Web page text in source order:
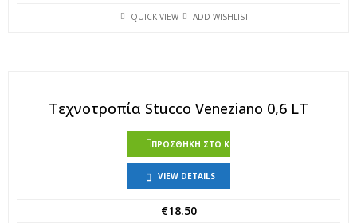
QUICK VIEW ADD WISHLIST
Τεχνοτροπία Stucco Veneziano 0,6 LT
ΠΡΟΣΘΉΚΗ ΣΤΟ ΚΑΛΆΘΙ
VIEW DETAILS
€18.50